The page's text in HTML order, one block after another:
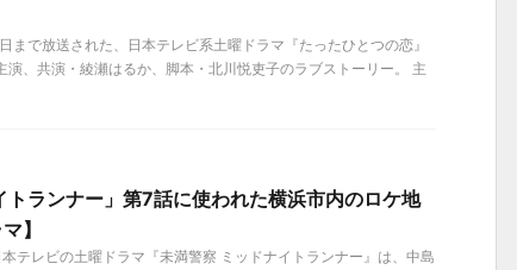
まで放送された、日本テレビ系土曜ドラマ『たったひとつの恋』
演、共演・綾瀬はるか、脚本・北川悦吏子のラブストーリー。 主
トランナー」第7話に使われた横浜市内のロケ地
】
テレビの土曜ドラマ『未満警察 ミッドナイトランナー』は、中島